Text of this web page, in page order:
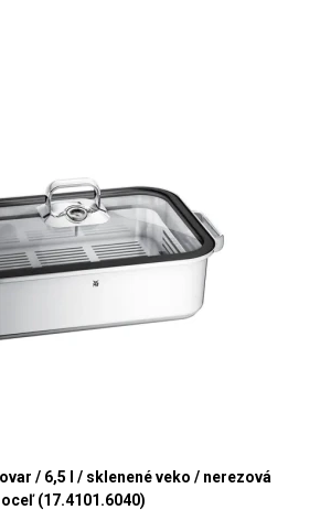
/ 6,5 l / sklenené veko / nerezová
oceľ (17.4101.6040)